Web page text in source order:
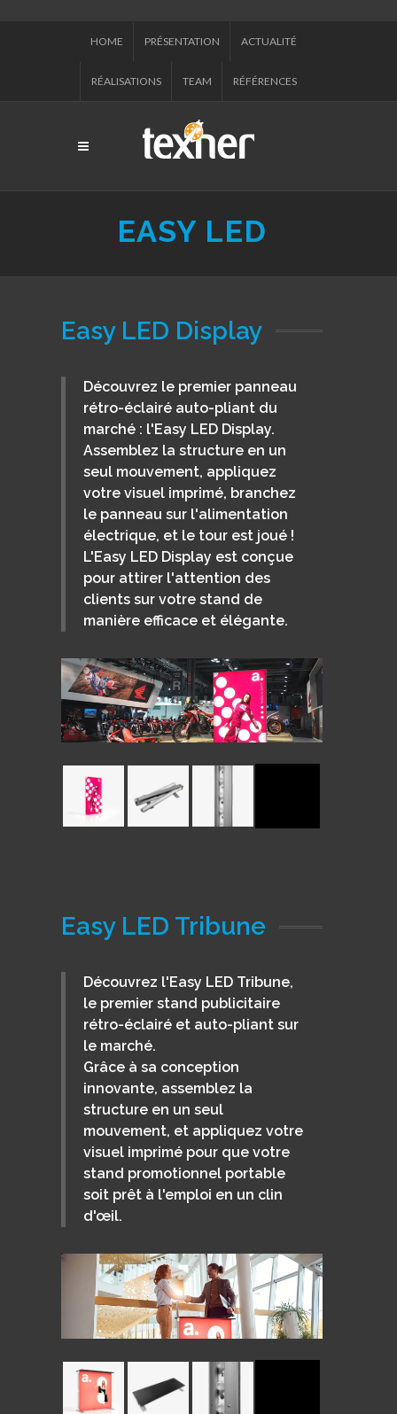
HOME PRÉSENTATION ACTUALITÉ
RÉALISATIONS TEAM RÉFÉRENCES
EASY LED
Easy LED Display
Découvrez le premier panneau
rétro-éclairé auto-pliant du
marché : l'Easy LED Display.
Assemblez la structure en un
seul mouvement, appliquez
votre visuel imprimé, branchez
le panneau sur l'alimentation
électrique, et le tour est joué !
L'Easy LED Display est conçue
pour attirer l'attention des
clients sur votre stand de
manière efficace et élégante.
Easy LED Tribune
Découvrez l'Easy LED Tribune,
le premier stand publicitaire
rétro-éclairé et auto-pliant sur
le marché.
Grâce à sa conception
innovante, assemblez la
structure en un seul
mouvement, et appliquez votre
visuel imprimé pour que votre
stand promotionnel portable
soit prêt à l'emploi en un clin
d'œil.